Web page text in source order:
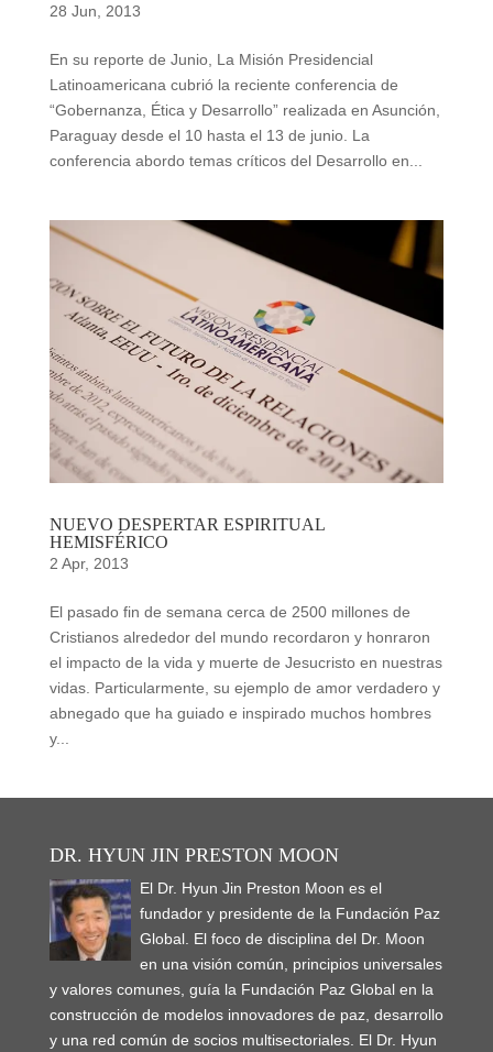
28 Jun, 2013
En su reporte de Junio, La Misión Presidencial
Latinoamericana cubrió la reciente conferencia de
“Gobernanza, Ética y Desarrollo” realizada en Asunción,
Paraguay desde el 10 hasta el 13 de junio. La
conferencia abordo temas críticos del Desarrollo en...
NUEVO DESPERTAR ESPIRITUAL
HEMISFÉRICO
2 Apr, 2013
El pasado fin de semana cerca de 2500 millones de
Cristianos alrededor del mundo recordaron y honraron
el impacto de la vida y muerte de Jesucristo en nuestras
vidas. Particularmente, su ejemplo de amor verdadero y
abnegado que ha guiado e inspirado muchos hombres
y...
DR. HYUN JIN PRESTON MOON
El Dr. Hyun Jin Preston Moon es el
fundador y presidente de la Fundación Paz
Global. El foco de disciplina del Dr. Moon
en una visión común, principios universales
y valores comunes, guía la Fundación Paz Global en la
construcción de modelos innovadores de paz, desarrollo
y una red común de socios multisectoriales. El Dr. Hyun